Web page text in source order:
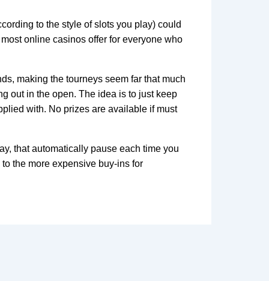
to the style of slots you play) could
online casinos offer for everyone who
making the tourneys seem far that much
out in the open. The idea is to just keep
with. No prizes are available if must
that automatically pause each time you
the more expensive buy-ins for